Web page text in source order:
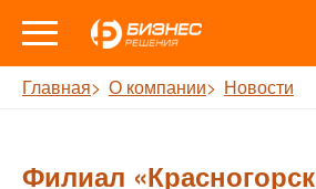
Главная О компании Новости
Филиал